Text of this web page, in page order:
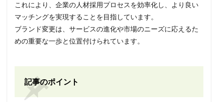
これにより、企業の人材採用プロセスを効率化し、より良い
マッチングを実現することを目指しています。
ブランド変更は、サービスの進化や市場のニーズに応えるた
めの重要な一歩と位置付けられています。
記事のポイント